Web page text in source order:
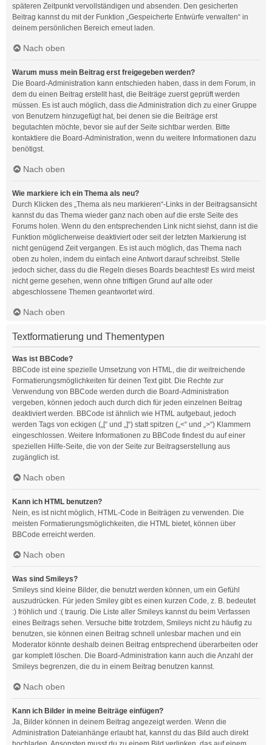
späteren Zeitpunkt vervollständigen und absenden. Den gesicherten
Beitrag kannst du mit der Funktion „Gespeicherte Entwürfe verwalten“ in
deinem persönlichen Bereich erneut laden.
Nach oben
Warum muss mein Beitrag erst freigegeben werden?
Die Board-Administration kann entschieden haben, dass in dem Forum, in
dem du einen Beitrag erstellt hast, die Beiträge zuerst geprüft werden
müssen. Es ist auch möglich, dass die Administration dich zu einer Gruppe
von Benutzern hinzugefügt hat, bei denen sie die Beiträge erst
begutachten möchte, bevor sie auf der Seite sichtbar werden. Bitte
kontaktiere die Board-Administration, wenn du weitere Informationen dazu
benötigst.
Nach oben
Wie markiere ich ein Thema als neu?
Durch Klicken des „Thema als neu markieren“-Links in der Beitragsansicht
kannst du das Thema wieder ganz nach oben auf die erste Seite des
Forums holen. Wenn du den entsprechenden Link nicht siehst, dann ist die
Funktion möglicherweise deaktiviert oder seit der letzten Markierung ist
nicht genügend Zeit vergangen. Es ist auch möglich, das Thema nach
oben zu holen, indem du einfach eine Antwort darauf schreibst. Stelle
jedoch sicher, dass du die Regeln dieses Boards beachtest! Es wird meist
nicht gerne gesehen, wenn ohne triftigen Grund auf alte oder
abgeschlossene Themen geantwortet wird.
Nach oben
Textformatierung und Thementypen
Was ist BBCode?
BBCode ist eine spezielle Umsetzung von HTML, die dir weitreichende
Formatierungsmöglichkeiten für deinen Text gibt. Die Rechte zur
Verwendung von BBCode werden durch die Board-Administration
vergeben, können jedoch auch durch dich für jeden einzelnen Beitrag
deaktiviert werden. BBCode ist ähnlich wie HTML aufgebaut, jedoch
werden Tags von eckigen („[“ und „]“) statt spitzen („<“ und „>“) Klammern
eingeschlossen. Weitere Informationen zu BBCode findest du auf einer
speziellen Hilfe-Seite, die von der Seite zur Beitragserstellung aus
zugänglich ist.
Nach oben
Kann ich HTML benutzen?
Nein, es ist nicht möglich, HTML-Code in Beiträgen zu verwenden. Die
meisten Formatierungsmöglichkeiten, die HTML bietet, können über
BBCode erreicht werden.
Nach oben
Was sind Smileys?
Smileys sind kleine Bilder, die benutzt werden können, um ein Gefühl
auszudrücken. Für jeden Smiley gibt es einen kurzen Code, z. B. bedeutet
:) fröhlich und :( traurig. Die Liste aller Smileys kannst du beim Verfassen
eines Beitrags sehen. Versuche bitte trotzdem, Smileys nicht zu häufig zu
benutzen, sie können einen Beitrag schnell unlesbar machen und ein
Moderator könnte deshalb deinen Beitrag entsprechend überarbeiten oder
gar komplett löschen. Die Board-Administration kann auch die Anzahl der
Smileys begrenzen, die du in einem Beitrag benutzen kannst.
Nach oben
Kann ich Bilder in meine Beiträge einfügen?
Ja, Bilder können in deinem Beitrag angezeigt werden. Wenn die
Administration Dateianhänge erlaubt hat, kannst du das Bild auch direkt